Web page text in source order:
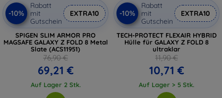
-10%
Rabatt
mit
Gutschein
EXTRA10
SPIGEN SLIM ARMOR PRO
MAGSAFE GALAXY Z FOLD 8 Metal
Slate (ACS11951)
76,90 €
69,21 €
Auf Lager 2 Stk.
-10%
Rabatt
mit
Gutschein
EXTRA10
TECH-PROTECT FLEXAIR HYBRID
Hülle für GALAXY Z FOLD 8
ultraklar
11,90 €
10,71 €
Auf Lager > 5 Stk.